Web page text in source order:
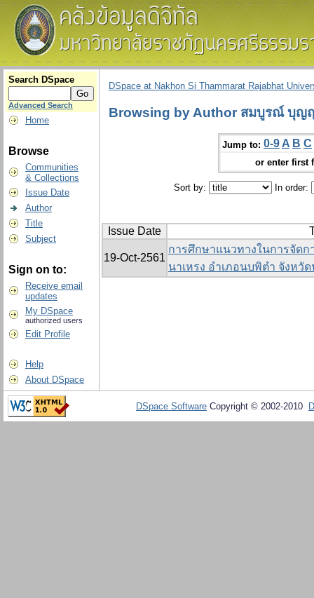
Search DSpace
Advanced Search
Home
Browse
Communities
& Collections
Issue Date
Author
Title
Subject
Sign on to:
Receive email
updates
My DSpace
authorized users
Edit Profile
Help
About DSpace
DSpace at Nakhon Si Thammarat Rajabhat
Browsing by Author สมบูรณ์ บุญ
Jump to: 0-9 A B C
or enter first
Sort by: In order:
Issue Date
19-Oct-2561
การศึกษาแนวทางในการจัด
นาเหรง อำเภอนบพิตำ จังหวั
DSpace Software Copyright © 2002-2010